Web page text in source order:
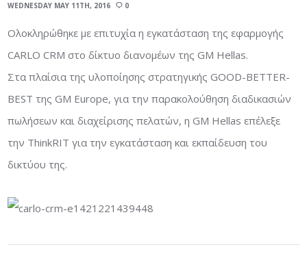
WEDNESDAY MAY 11TH, 2016 0
Ολοκληρώθηκε με επιτυχία η εγκατάσταση της εφαρμογής
CARLO CRM στο δίκτυο διανομέων της GM Hellas.
Στα πλαίσια της υλοποίησης στρατηγικής GOOD-BETTER-
BEST της GM Europe, για την παρακολούθηση διαδικασιών
πωλήσεων και διαχείρισης πελατών, η GM Hellas επέλεξε
την ThinkRIT για την εγκατάσταση και εκπαίδευση του
δικτύου της.